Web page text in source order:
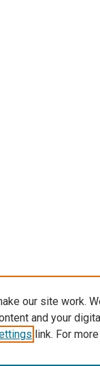
our site work.
and your
link. For